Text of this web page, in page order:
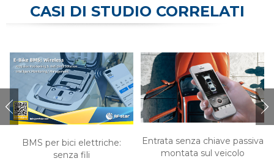
CASI DI STUDIO CORRELATI
BMS per bici elettriche:
senza fili
Entrata senza chiave passiva
montata sul veicolo